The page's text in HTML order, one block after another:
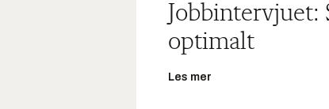
optimalt
Les mer